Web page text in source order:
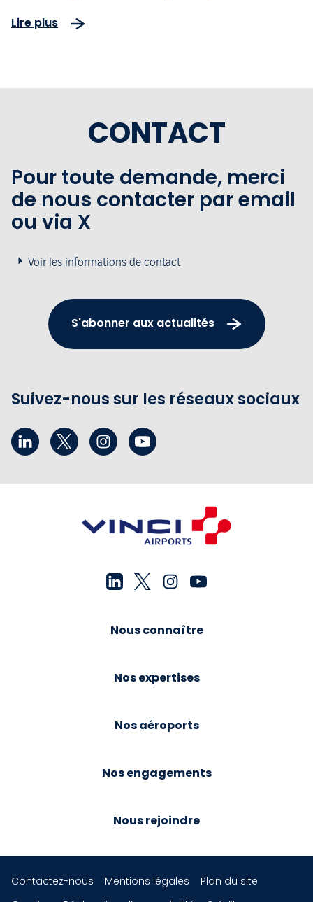
Lire plus
CONTACT
Pour toute demande, merci
de nous contacter par email
ou via X
Voir les informations de contact
S'abonner aux actualités
Suivez-nous sur les réseaux sociaux
Nous connaître
Nos expertises
Nos aéroports
Nos engagements
Nous rejoindre
Contactez-nous Mentions légales
Plan du site